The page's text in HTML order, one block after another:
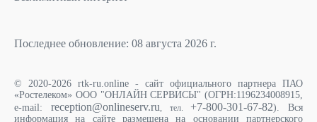
Последнее обновление: 08 августа 2026 г.
© 2020-2026 rtk-ru.online - сайт официального партнера ПАО
«Ростелеком» ООО "ОНЛАЙН СЕРВИСЫ" (ОГРН:1196234008915,
e-mail: reception@onlineserv.ru , тел.+7-800-301-67-82). Вся
информация на сайте размещена на основании партнерского